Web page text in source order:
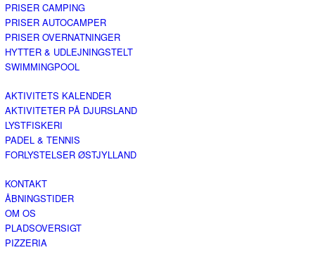
PRISER CAMPING
PRISER AUTOCAMPER
PRISER OVERNATNINGER
HYTTER & UDLEJNINGSTELT
SWIMMINGPOOL
AKTIVITETS KALENDER
AKTIVITETER PÅ DJURSLAND
LYSTFISKERI
PADEL & TENNIS
FORLYSTELSER ØSTJYLLAND
KONTAKT
ÅBNINGSTIDER
OM OS
PLADSOVERSIGT
PIZZERIA